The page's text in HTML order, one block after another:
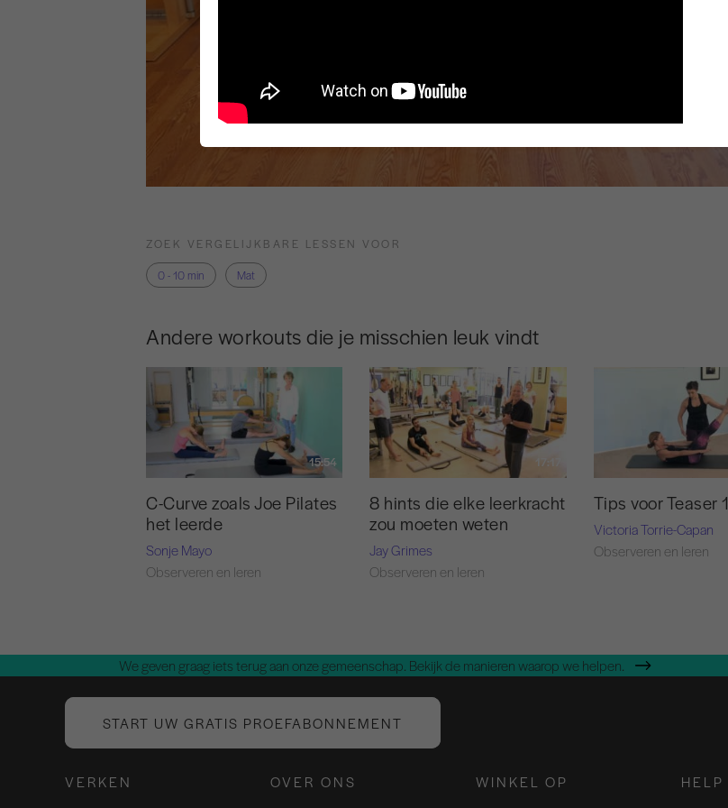
ZOEK VERGELIJKBARE LESSEN VOOR
0 - 10 min
Mat
Andere workouts die je misschien leuk vindt
15:54
C-Curve zoals Joe Pilates
het leerde
Sonje Mayo
Observeren en leren
17:17
8 hints die elke leerkracht
zou moeten weten
Jay Grimes
Observeren en leren
Tips voor Teaser 1
Victoria Torrie-Capan
Observeren en leren
We geven graag iets terug aan onze gemeenschap. Bekijk de manieren waarop we helpen.
START UW GRATIS PROEFABONNEMENT
VERKEN OVER ONS WINKEL OP HELP